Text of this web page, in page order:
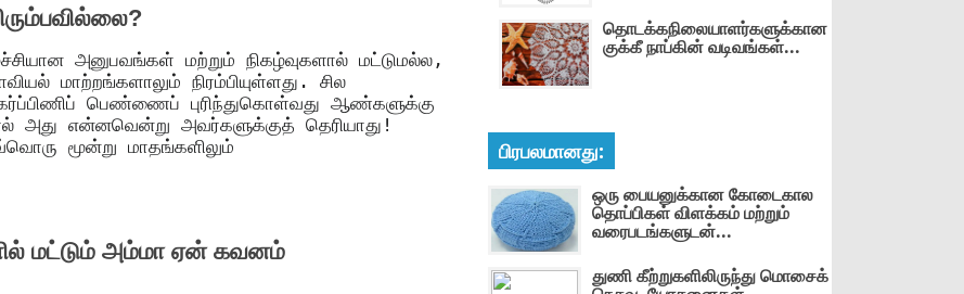
அனுபவங்கள் மற்றும் நிகழ்வுகளால் மட்டுமல்ல,
மாற்றங்களாலும் நிரம்பியுள்ளது. சில
பெண்ணைப் புரிந்துகொள்வது ஆண்களுக்கு
அது என்னவென்று அவர்களுக்குத் தெரியாது!
மூன்று மாதங்களிலும்
மட்டும் அம்மா ஏன் கவனம்
தொடக்கநிலையாளர்களுக்கான
குக்கீ நாப்கின் வடிவங்கள்...
பிரபலமானது:
ஒரு பையனுக்கான கோடைகால
தொப்பிகள் விளக்கம் மற்றும்
வரைபடங்களுடன்...
துணி கீற்றுகளிலிருந்து மொசைக்